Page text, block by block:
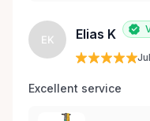
EK Elias K
Excellent service